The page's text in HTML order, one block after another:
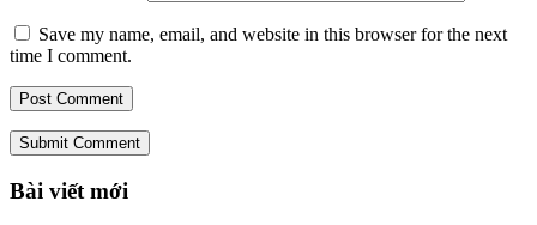
Save my name, email, and website in this browser for the next
time I comment.
Submit Comment
Bài viết mới